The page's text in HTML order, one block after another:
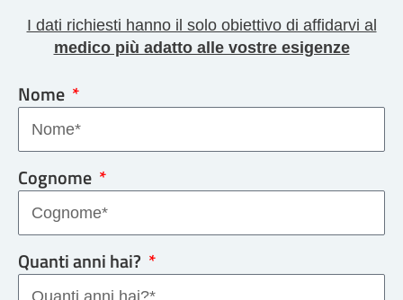
I dati richiesti hanno il solo obiettivo di affidarvi al
medico più adatto alle vostre esigenze
Nome
Cognome
Quanti anni hai?